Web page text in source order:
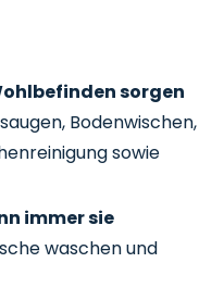
sorgen
Bodenwischen,
sowie
immer sie
waschen und